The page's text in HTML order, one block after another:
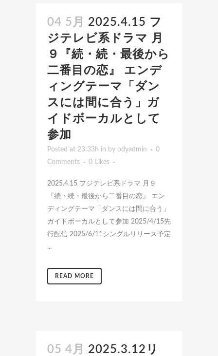
04 5月
2025.4.15 フ
ジテレビ系ドラマ 月
９『続・続・最後から
二番目の恋』 エンデ
ィングテーマ「ダン
スには間に合う」ガ
イドボーカルとして
参加
Posted at 23:33h in by odyadmin
0
Comments
0 Likes
2025.4.15 フジテレビ系ドラマ 月９
『続・続・最後から二番目の恋』 エン
ディングテーマ「ダンスには間に合う」
ガイドボーカルとして参加 2025/4/15先
行配信 2025/6/11シングルリリース予定
...
READ MORE
05 4月
2025.3.12リ